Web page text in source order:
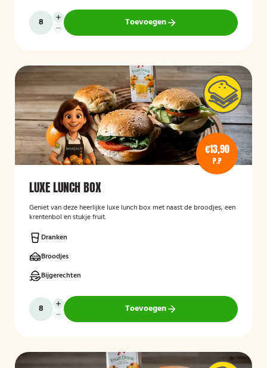
Toevoegen
€13,90
P.P
LUXE LUNCH BOX
Geniet van deze heerlijke luxe lunch box met naast de broodjes, een
krentenbol en stukje fruit.
Dranken
Broodjes
Bijgerechten
Toevoegen